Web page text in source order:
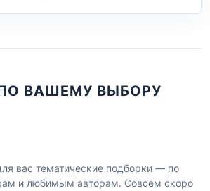
ВАШЕМУ ВЫБОРУ
вас тематические подборки — по
и любимым авторам. Совсем скоро